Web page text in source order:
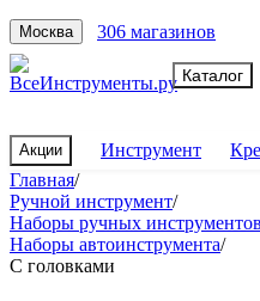
Москва 306 магазинов
Каталог
Акции Инструмент
Главная/
Ручной инструмент/
Наборы ручных инструментов
Наборы автоинструмента/
С головками